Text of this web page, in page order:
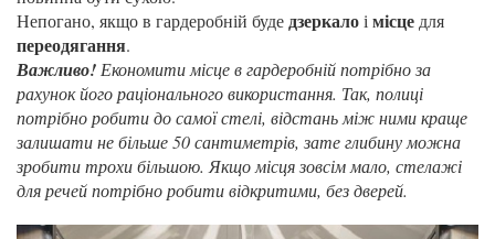
Непогано, якщо в гардеробній будедзеркалоімісцедля
переодягання.
Важливо!Економити місце в гардеробній потрібно за
рахунок його раціонального використання. Так, полиці
потрібно робити до самої стелі, відстань між ними краще
залишати не більше 50 сантиметрів, зате глибину можна
зробити трохи більшою. Якщо місця зовсім мало, стелажі
для речей потрібно робити відкритими, без дверей.